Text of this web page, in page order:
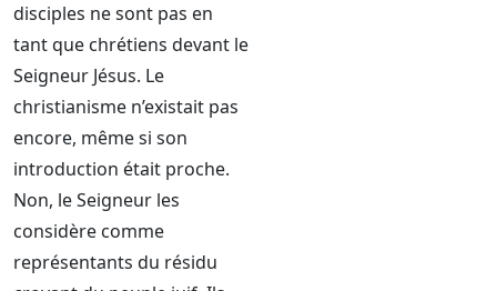
disciples ne sont pas en
tant que chrétiens devant le
Seigneur Jésus. Le
christianisme n’existait pas
encore, même si son
introduction était proche.
Non, le Seigneur les
considère comme
représentants du résidu